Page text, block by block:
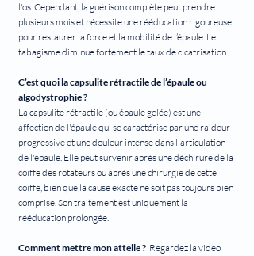
l'os. Cependant, la guérison complète peut prendre
plusieurs mois et nécessite une rééducation rigoureuse
pour restaurer la force et la mobilité de l’épaule. Le
tabagisme diminue fortement le taux de cicatrisation.
C’est quoi la capsulite rétractile de l’épaule ou
algodystrophie ?
La capsulite rétractile (ou épaule gelée) est une
affection de l'épaule qui se caractérise par une raideur
progressive et une douleur intense dans l'articulation
de l'épaule. Elle peut survenir après une déchirure de la
coiffe des rotateurs ou après une chirurgie de cette
coiffe, bien que la cause exacte ne soit pas toujours bien
comprise. Son traitement est uniquement la
rééducation prolongée.
Comment mettre mon attelle ? Regardez la video